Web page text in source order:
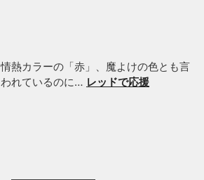
情熱カラーの「赤」、魔よけの色とも言
われているのに… レッドで応援